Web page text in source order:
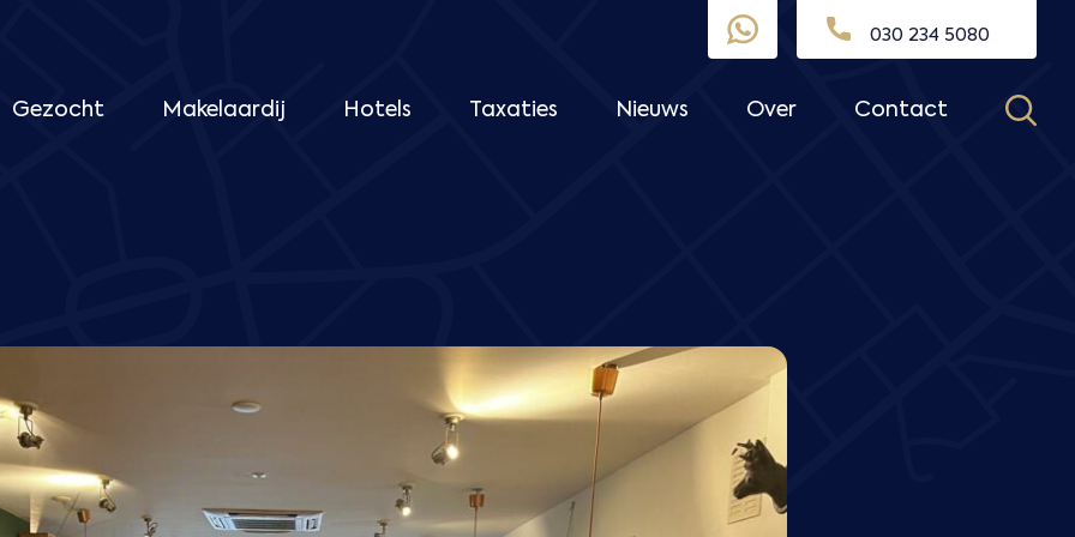
030 234 5080
Gezocht Makelaardij Hotels Taxaties Nieuws Over Contact